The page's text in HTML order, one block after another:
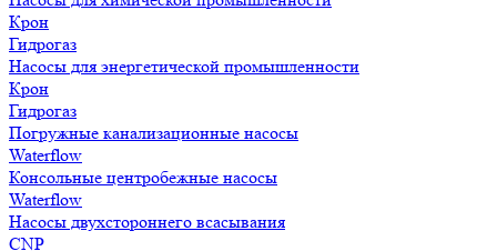
Крон
Гидрогаз
Насосы для энергетической промышленности
Крон
Гидрогаз
Погружные канализационные насосы
Waterflow
Консольные центробежные насосы
Waterflow
Насосы двухстороннего всасывания
CNP